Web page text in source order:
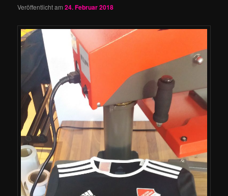
Veröffentlicht am24. Februar 2018